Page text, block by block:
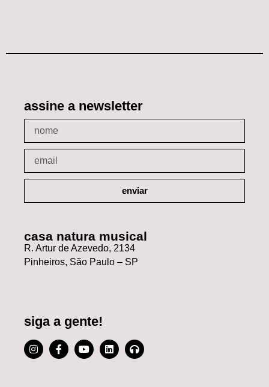
assine a newsletter
enviar
casa natura musical
R. Artur de Azevedo, 2134
Pinheiros, São Paulo – SP
siga a gente!